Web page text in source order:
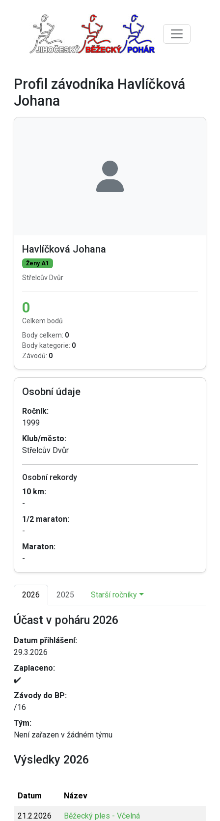
Profil závodníka Havlíčková
Johana
Havlíčková Johana
Ženy A1
Střelcův Dvůr
0
Celkem bodů
Body celkem: 0
Body kategorie: 0
Závodů: 0
Osobní údaje
Ročník:
1999
Klub/město:
Střelcův Dvůr
Osobní rekordy
10 km:
-
1/2 maraton:
-
Maraton:
-
2026 2025 Starší ročníky
Účast v poháru 2026
Datum přihlášení:
29.3.2026
Zaplaceno:
✔️
Závody do BP:
/16
Tým:
Není zařazen v žádném týmu
Výsledky 2026
Datum Název
21.2.2026 Běžecký ples - Včelná